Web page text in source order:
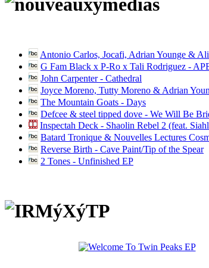
Antonio Carlos, Jocafi, Adrian Younge &
G Fam Black x P-Ro x Tali Rodriguez -
John Carpenter - Cathedral
Joyce Moreno, Tutty Moreno & Adrian
The Mountain Goats - Days
Defcee & steel tipped dove - We Will Be
Inspectah Deck - Shaolin Rebel 2 (feat.
Batard Tronique & Nouvelles Lectures
Reverse Birth - Cave Paint/Tip of the Spear
2 Tones - Unfinished EP